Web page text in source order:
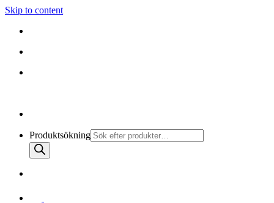
Skip to content
Produktsökning